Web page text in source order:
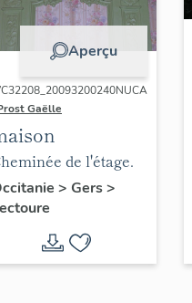
Aperçu
Gaëlle
de l'étage.
> Gers>